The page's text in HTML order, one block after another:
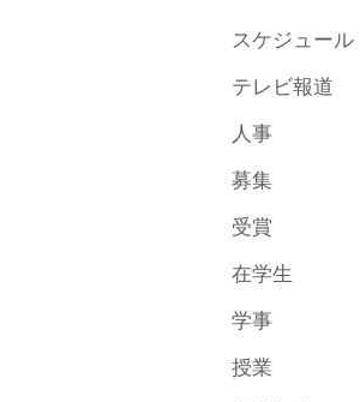
スケジュール
テレビ報道
人事
募集
受賞
在学生
学事
授業